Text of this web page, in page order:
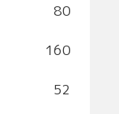
80
160
52